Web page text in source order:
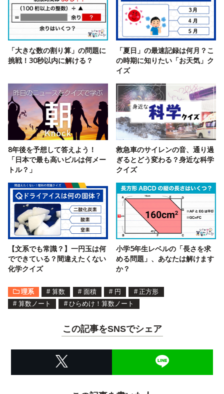
「大きな数の割り算」の問題に
挑戦！30秒以内に解ける？
「夏日」の最速記録は何月？こ
の時期に知りたい「お天気」ク
イズ
8年後を予想して答えよう！
「日本で最も高いビルは何メー
トル？」
救急車のサイレンの音、通り過
ぎるとどう変わる？身近な科学
クイズ
【文系でも常識？】一円玉は何
でできている？間違えたくない
化学クイズ
小学5年生レベルの「長さを求
める問題」、あなたは解けます
か？
理系 # 算数 # 面積 # 円 # 正方形
# 算数ノート # ひらめけ！算数ノート
この記事をSNSでシェア